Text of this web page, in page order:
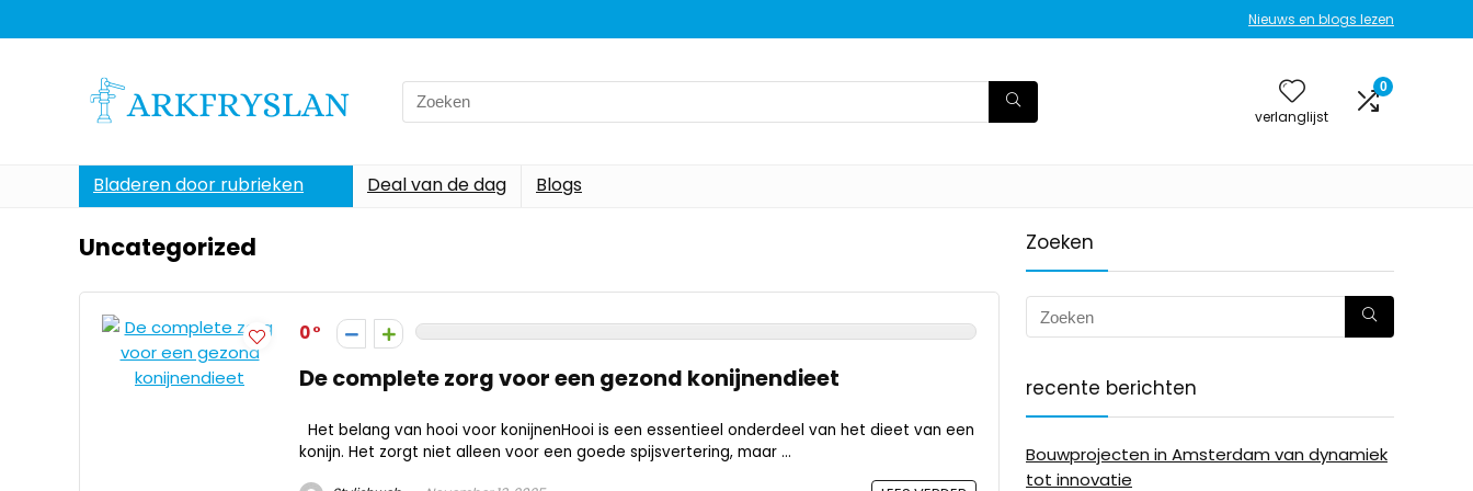
Nieuws en blogs lezen
Search
for:
verlanglijst
0
Bladeren door rubrieken Deal van de dag Blogs
Uncategorized
0
De complete zorg voor een gezond konijnendieet
Het belang van hooi voor konijnenHooi is een essentieel onderdeel van het dieet van een
konijn. Het zorgt niet alleen voor een goede spijsvertering, maar ...
Zoeken
recente berichten
Bouwprojecten in Amsterdam van dynamiek
tot innovatie